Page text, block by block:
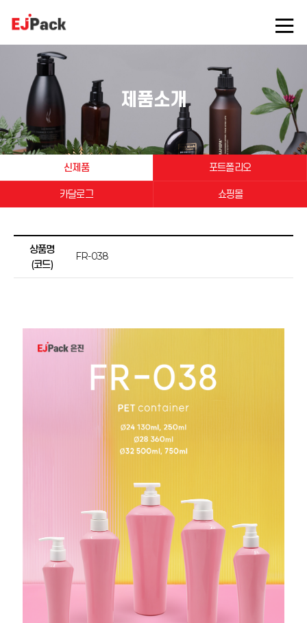
제품소개
신제품 포트폴리오
카달로그 쇼핑몰
상품명
(코드)
FR-038